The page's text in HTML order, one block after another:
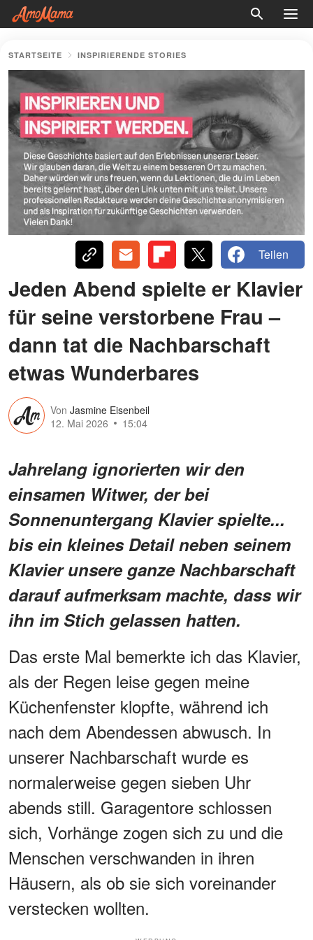
STARTSEITE INSPIRIERENDE STORIES
Teilen
Jeden Abend spielte er Klavier
für seine verstorbene Frau –
dann tat die Nachbarschaft
etwas Wunderbares
Von Jasmine Eisenbeil
12. Mai 2026
15:04
Jahrelang ignorierten wir den
einsamen Witwer, der bei
Sonnenuntergang Klavier spielte...
bis ein kleines Detail neben seinem
Klavier unsere ganze Nachbarschaft
darauf aufmerksam machte, dass wir
ihn im Stich gelassen hatten.
Das erste Mal bemerkte ich das Klavier,
als der Regen leise gegen meine
Küchenfenster klopfte, während ich
nach dem Abendessen abwusch. In
unserer Nachbarschaft wurde es
normalerweise gegen sieben Uhr
abends still. Garagentore schlossen
sich, Vorhänge zogen sich zu und die
Menschen verschwanden in ihren
Häusern, als ob sie sich voreinander
verstecken wollten.